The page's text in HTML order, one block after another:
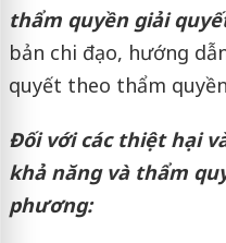
thẩm quyền giải
bản chi đạo, hướng
quyết theo thẩm
Đối với các thiệt hại
khả năng và thẩm
phương: